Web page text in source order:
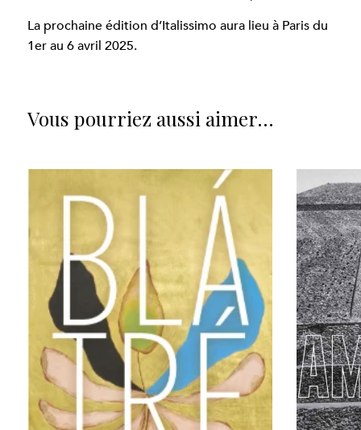
La prochaine édition d’Italissimo aura lieu à Paris du
1er au 6 avril 2025.
Vous pourriez aussi aimer…